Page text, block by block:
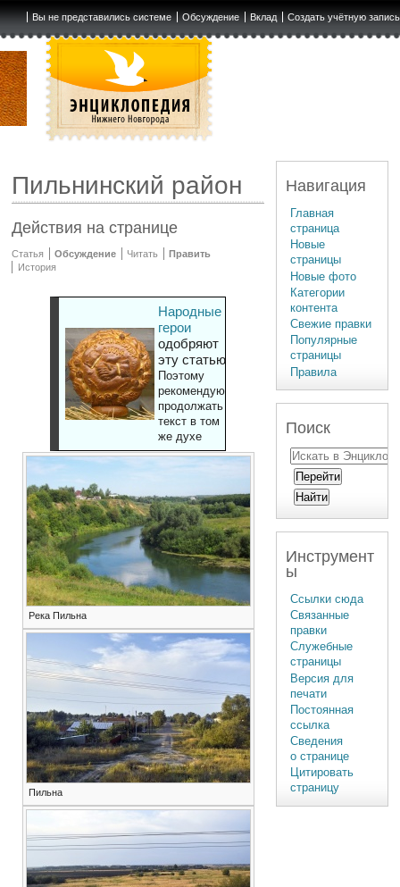
Вы не представились системе Обсуждение Вклад Создать учётную запись
Пильнинский район
Действия на странице
Статья Обсуждение Читать
Править
История
Народные
герои
одобряют
эту статью
Поэтому
рекомендуют
продолжать
текст в том
же духе
Река Пильна
Пильна
Навигация
Главная
страница
Новые
страницы
Новые фото
Категории
контента
Свежие правки
Популярные
страницы
Правила
Поиск
Инструмент
ы
Ссылки сюда
Связанные
правки
Служебные
страницы
Версия для
печати
Постоянная
ссылка
Сведения
о странице
Цитировать
страницу